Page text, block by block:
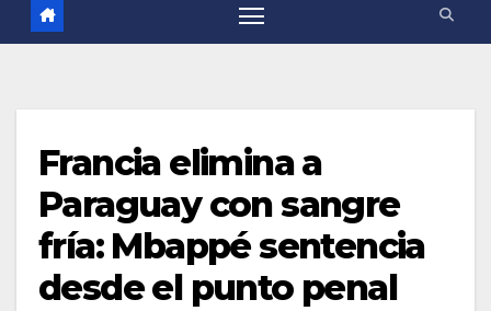
Francia elimina a
Paraguay con sangre
fría: Mbappé sentencia
desde el punto penal